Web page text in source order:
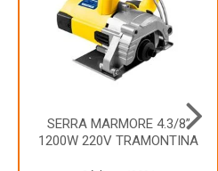
SERRA MARMORE 4.3/8”
1200W 220V TRAMONTINA